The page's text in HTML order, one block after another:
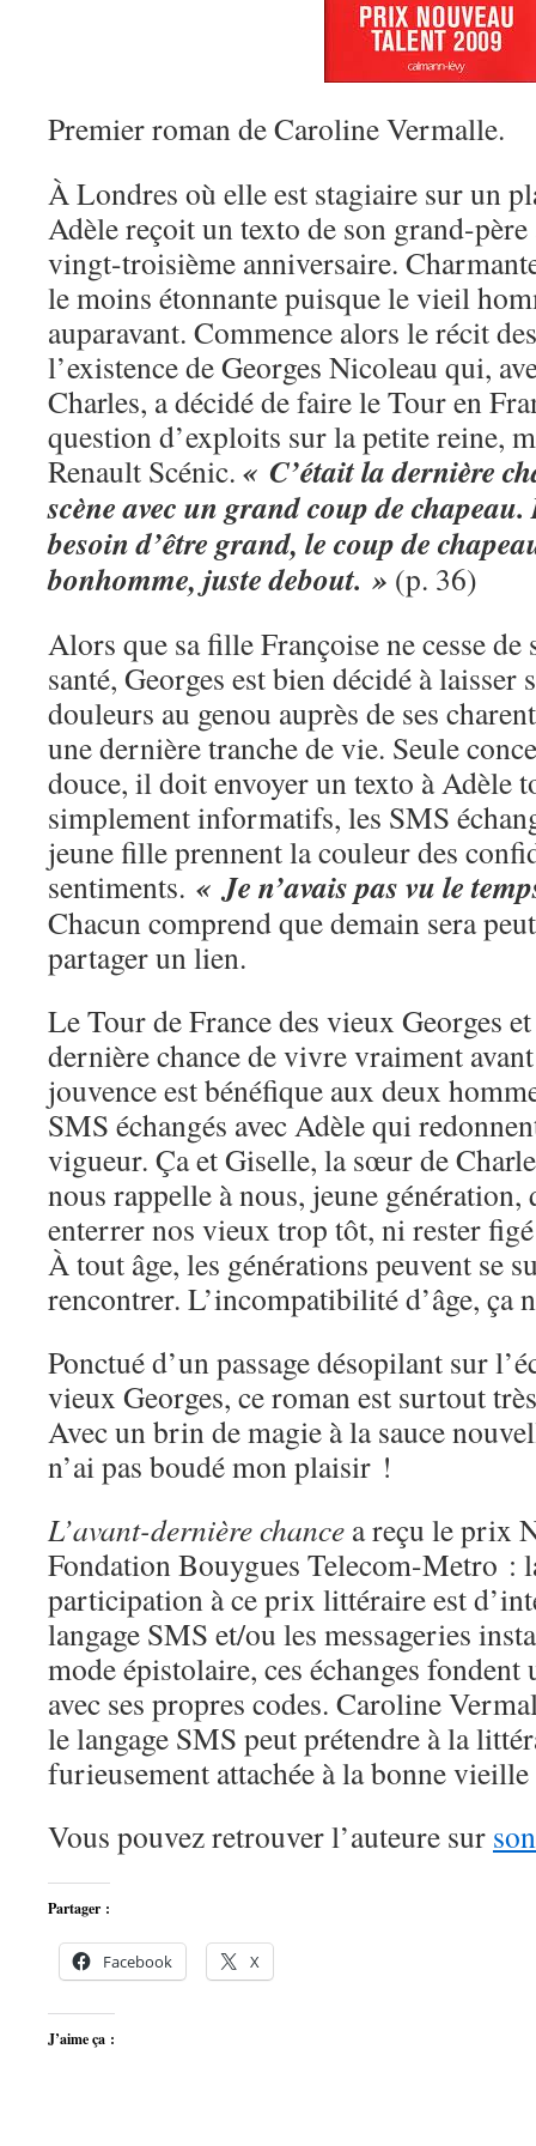
Premier roman de Caroline Vermalle.
À Londres où elle est stagiaire sur un
Adèle reçoit un texto de son grand-père
vingt-troisième anniversaire.
le moins étonnante puisque le vieil
auparavant. Commence alors le récit
l’existence de Georges Nicoleau qui,
Charles, a décidé de faire le Tour en
question d’exploits sur la petite reine,
Renault Scénic. « C’était la dernière
scène avec un grand coup de
besoin d’être grand, le coup de
bonhomme, juste debout. » (p. 36)
Alors que sa fille Françoise ne cesse de
santé, Georges est bien décidé à laisser
douleurs au genou auprès de ses
une dernière tranche de vie. Seule
douce, il doit envoyer un texto à Adèle
simplement informatifs, les SMS
jeune fille prennent la couleur des
sentiments. « Je n’avais pas vu le
Chacun comprend que demain sera
partager un lien.
Le Tour de France des vieux Georges
dernière chance de vivre vraiment
jouvence est bénéfique aux deux
SMS échangés avec Adèle qui
vigueur. Ça et Giselle, la sœur de
nous rappelle à nous, jeune génération,
enterrer nos vieux trop tôt, ni rester
À tout âge, les générations peuvent se
rencontrer. L’incompatibilité d’âge, ça
Ponctué d’un passage désopilant sur
vieux Georges, ce roman est surtout
Avec un brin de magie à la sauce
n’ai pas boudé mon plaisir !
L’avant-dernière chance a reçu le prix
Fondation Bouygues Telecom-Metro :
participation à ce prix littéraire est
langage SMS et/ou les messageries
mode épistolaire, ces échanges
avec ses propres codes. Caroline
le langage SMS peut prétendre à la
furieusement attachée à la bonne
Vous pouvez retrouver l’auteure sur
Partager :
Facebook X
J’aime ça :